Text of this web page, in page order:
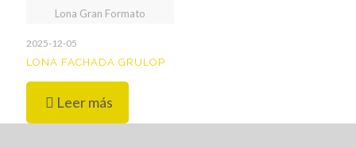
Lona Gran Formato
2025-12-05
LONA FACHADA GRULOP
Leer más